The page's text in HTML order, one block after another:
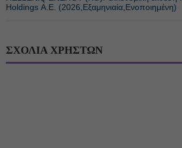
Holdings Α.Ε. (2026,Εξαμηνιαία,Ενοποιημένη)
ΣΧΟΛΙΑ ΧΡΗΣΤΩΝ